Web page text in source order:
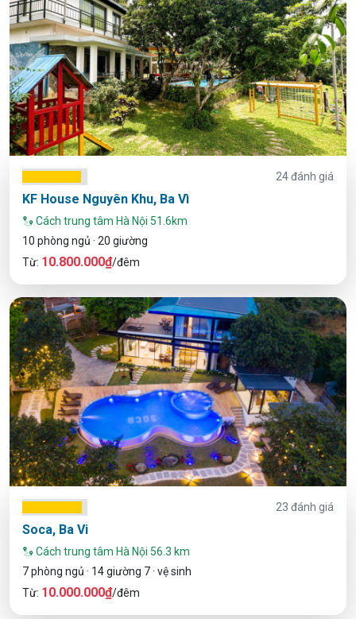
24 đánh giá
KF House Nguyên Khu, Ba Vì
Cách trung tâm Hà Nội 51.6km
10 phòng ngủ · 20 giường
Từ: 10.800.000₫/đêm
23 đánh giá
Soca, Ba Vi
Cách trung tâm Hà Nội 56.3 km
7 phòng ngủ · 14 giường 7 · vệ sinh
Từ: 10.000.000₫/đêm